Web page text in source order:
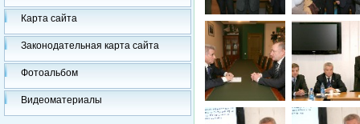
Карта сайта
Законодательная карта сайта
Фотоальбом
Видеоматериалы